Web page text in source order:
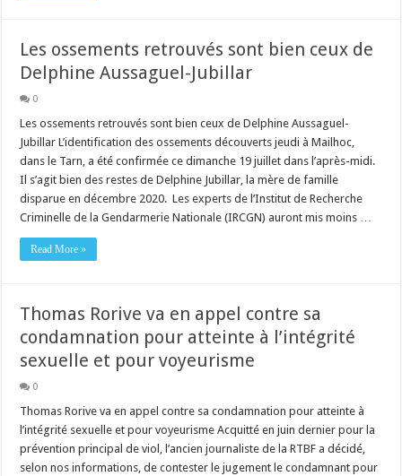
Les ossements retrouvés sont bien ceux de
Delphine Aussaguel-Jubillar
0
Les ossements retrouvés sont bien ceux de Delphine Aussaguel-
Jubillar L’identification des ossements découverts jeudi à Mailhoc,
dans le Tarn, a été confirmée ce dimanche 19 juillet dans l’après-midi.
Il s’agit bien des restes de Delphine Jubillar, la mère de famille
disparue en décembre 2020. Les experts de l’Institut de Recherche
Criminelle de la Gendarmerie Nationale (IRCGN) auront mis moins …
Read More »
Thomas Rorive va en appel contre sa
condamnation pour atteinte à l’intégrité
sexuelle et pour voyeurisme
0
Thomas Rorive va en appel contre sa condamnation pour atteinte à
l’intégrité sexuelle et pour voyeurisme Acquitté en juin dernier pour la
prévention principal de viol, l’ancien journaliste de la RTBF a décidé,
selon nos informations, de contester le jugement le condamnant pour